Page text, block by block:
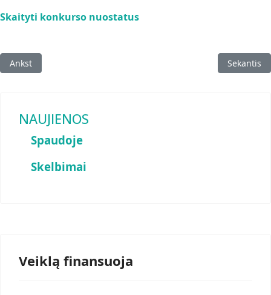
Skaityti konkurso nuostatus
Ankstesnis straipsnis: Sidabrinis vainikėlis 2026
Ankst Kitas
Sekantis
NAUJIENOS
Spaudoje
Skelbimai
Veiklą finansuoja